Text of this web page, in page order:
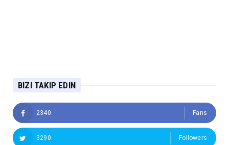
BIZI TAKIP EDIN
2340 Fans
3290 Followers